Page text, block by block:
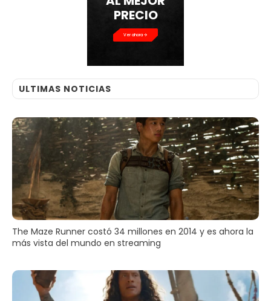
PRECIO
Ver ahora
ULTIMAS NOTICIAS
The Maze Runner costó 34 millones en 2014 y es ahora la
más vista del mundo en streaming